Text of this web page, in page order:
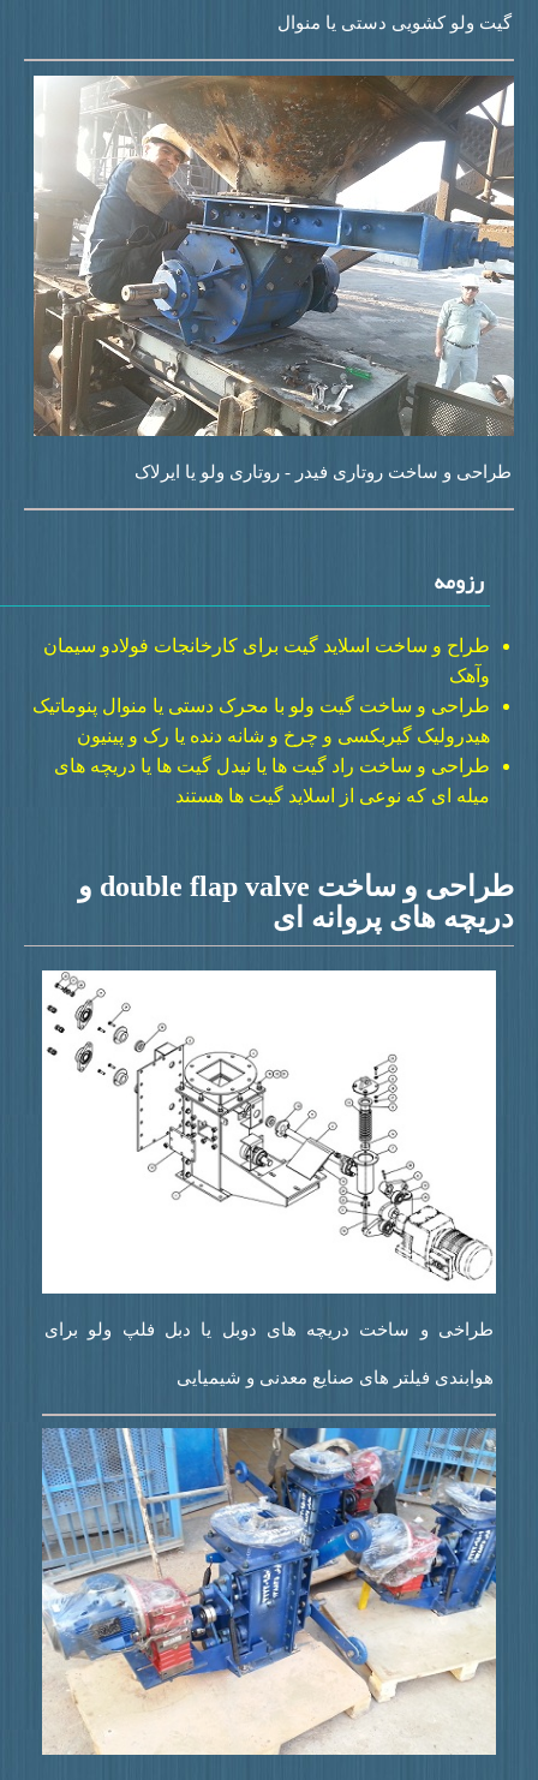
ولو کشویی دستی یا منوال
و ساخت روتاری فیدر - روتاری ولو یا ایرلاک
رزومه
طراح و ساخت اسلاید گیت برای کارخانجات فولادو سیمان
وآهک
طراحی و ساخت گیت ولو با محرک دستی یا منوال پنوماتیک
هیدرولیک گیربکسی و چرخ و شانه دنده یا رک و پینیون
طراحی و ساخت راد گیت ها یا نیدل گیت ها یا دریچه های
میله ای که نوعی از اسلاید گیت ها هستند
طراحی و ساخت double flap valve و
های پروانه ای
طراخی و ساخت دریچه های دوبل یا دبل فلپ ولو برای
هوابندی فیلتر های صنایع معدنی و شیمیایی